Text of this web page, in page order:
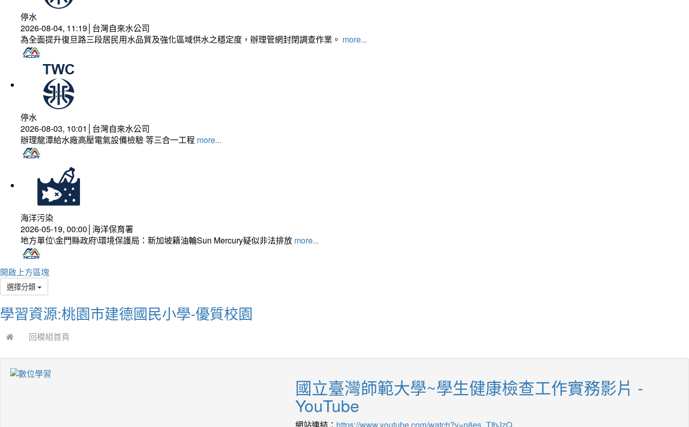
停水
2026-08-04, 11:19│台灣自來水公司
為全面提升復旦路三段居民用水品質及強化區域供水之穩定度，辦理管網封閉調查作業。 more...
停水
2026-08-03, 10:01│台灣自來水公司
辦理龍潭給水廠高壓電氣設備檢驗 等三合一工程 more...
海洋污染
2026-05-19, 00:00│海洋保育署
地方單位\金門縣政府\環境保護局：新加坡籍油輪Sun Mercury疑似非法排放 more...
開啟上方區塊
選擇分類
學習資源:桃園市建德國民小學-優質校園
回模組首頁
國立臺灣師範大學~學生健康檢查工作實務影片 -
YouTube